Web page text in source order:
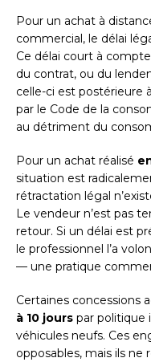
Pour un achat à
commercial, le délai
Ce délai court à
du contrat, ou du
celle-ci est postérieure
par le Code de la
au détriment du
Pour un achat réalisé
situation est
rétractation légal
Le vendeur n’est pas
retour. Si un délai est
le professionnel l’a
— une pratique
Certaines concessions
à 10 jours par politique
véhicules neufs. Ces
opposables, mais ils